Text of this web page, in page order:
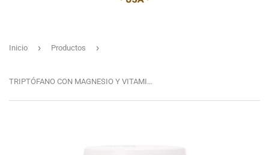
Inicio › Productos ›
TRIPTÓFANO CON MAGNESIO Y VITAMINA B6 (60 comp.)